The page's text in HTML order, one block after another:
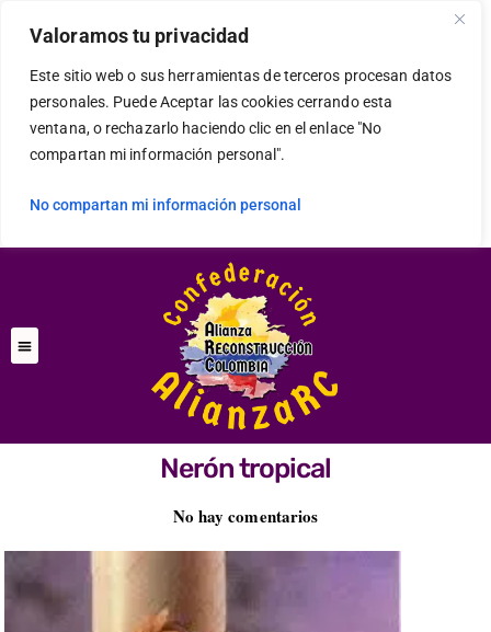
Valoramos tu privacidad
Este sitio web o sus herramientas de terceros procesan datos
personales. Puede Aceptar las cookies cerrando esta
ventana, o rechazarlo haciendo clic en el enlace "No
compartan mi información personal".
No compartan mi información personal
Nerón tropical
No hay comentarios